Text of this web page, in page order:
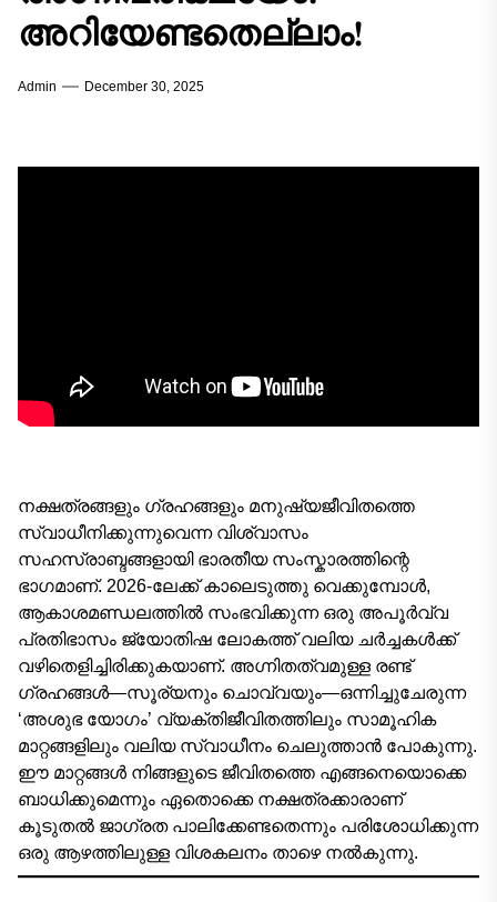
അറിയേണ്ടതെല്ലാം!
Admin December 30, 2025
നക്ഷത്രങ്ങളും ഗ്രഹങ്ങളും മനുഷ്യജീവിതത്തെ
സ്വാധീനിക്കുന്നുവെന്ന വിശ്വാസം
സഹസ്രാബ്ദങ്ങളായി ഭാരതീയ സംസ്കാരത്തിന്റെ
ഭാഗമാണ്. 2026-ലേക്ക് കാലെടുത്തു വെക്കുമ്പോൾ,
ആകാശമണ്ഡലത്തിൽ സംഭവിക്കുന്ന ഒരു അപൂർവ്വ
പ്രതിഭാസം ജ്യോതിഷ ലോകത്ത് വലിയ ചർച്ചകൾക്ക്
വഴിതെളിച്ചിരിക്കുകയാണ്. അഗ്നിതത്വമുള്ള രണ്ട്
ഗ്രഹങ്ങൾ—സൂര്യനും ചൊവ്വയും—ഒന്നിച്ചുചേരുന്ന
‘അശുഭ യോഗം’ വ്യക്തിജീവിതത്തിലും സാമൂഹിക
മാറ്റങ്ങളിലും വലിയ സ്വാധീനം ചെലുത്താൻ പോകുന്നു.
ഈ മാറ്റങ്ങൾ നിങ്ങളുടെ ജീവിതത്തെ എങ്ങനെയൊക്കെ
ബാധിക്കുമെന്നും ഏതൊക്കെ നക്ഷത്രക്കാരാണ്
കൂടുതൽ ജാഗ്രത പാലിക്കേണ്ടതെന്നും പരിശോധിക്കുന്ന
ഒരു ആഴത്തിലുള്ള വിശകലനം താഴെ നൽകുന്നു.